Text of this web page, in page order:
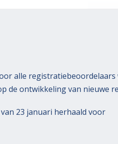
alle registratiebeoordelaars
de ontwikkeling van nieuwe
23 januari herhaald voor